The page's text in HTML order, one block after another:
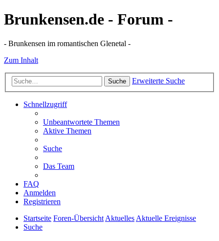
Brunkensen.de - Forum -
- Brunkensen im romantischen Glenetal -
Zum Inhalt
Suche Erweiterte Suche
Schnellzugriff
Unbeantwortete Themen
Aktive Themen
Suche
Das Team
FAQ
Anmelden
Registrieren
Startseite Foren-ÜbersichtAktuellesAktuelle Ereignisse
Suche